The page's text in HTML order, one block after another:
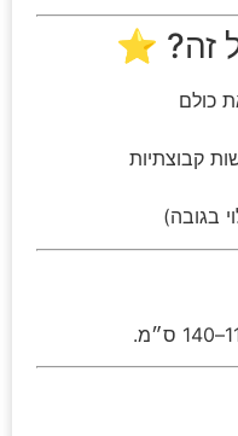
זה? ⭐
כולם
קבוצתיות